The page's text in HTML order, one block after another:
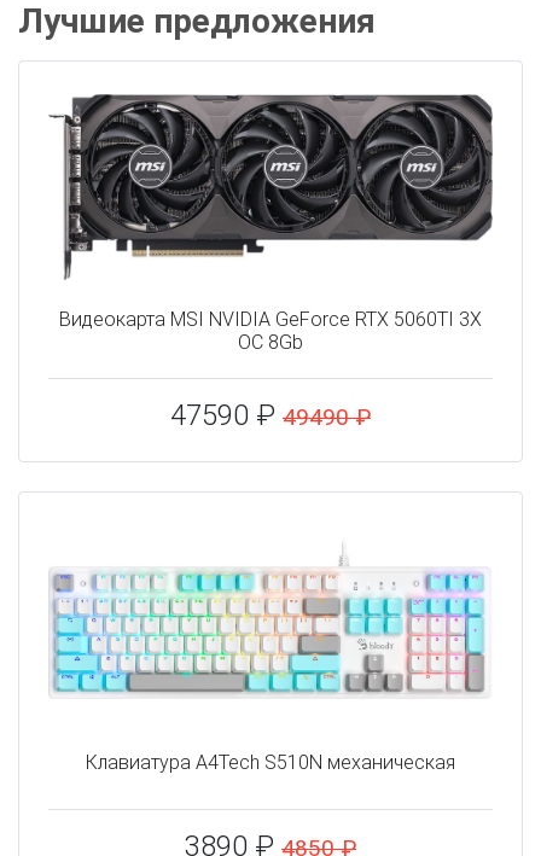
Лучшие предложения
Видеокарта MSI NVIDIA GeForce RTX 5060TI 3X
OC 8Gb
47590 ₽ 49490 ₽
Клавиатура A4Tech S510N механическая
3890 ₽ 4850 ₽